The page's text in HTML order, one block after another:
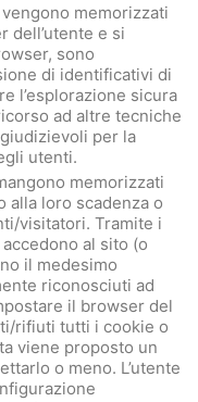
memorizzati
dell’utente e si
sono
di identificativi di
l’esplorazione sicura
ad altre tecniche
per la
utenti.
memorizzati
alla loro scadenza o
visitatori. Tramite i
al sito (o
il medesimo
riconosciuti ad
il browser del
rifiuti tutti i cookie o
viene proposto un
o meno. L’utente